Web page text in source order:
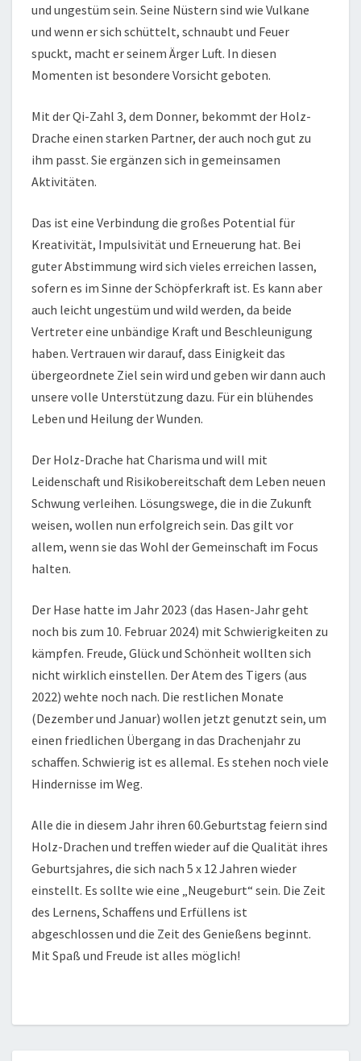
und ungestüm sein. Seine Nüstern sind wie Vulkane
und wenn er sich schüttelt, schnaubt und Feuer
spuckt, macht er seinem Ärger Luft. In diesen
Momenten ist besondere Vorsicht geboten.
Mit der Qi-Zahl 3, dem Donner, bekommt der Holz-
Drache einen starken Partner, der auch noch gut zu
ihm passt. Sie ergänzen sich in gemeinsamen
Aktivitäten.
Das ist eine Verbindung die großes Potential für
Kreativität, Impulsivität und Erneuerung hat. Bei
guter Abstimmung wird sich vieles erreichen lassen,
sofern es im Sinne der Schöpferkraft ist. Es kann aber
auch leicht ungestüm und wild werden, da beide
Vertreter eine unbändige Kraft und Beschleunigung
haben. Vertrauen wir darauf, dass Einigkeit das
übergeordnete Ziel sein wird und geben wir dann auch
unsere volle Unterstützung dazu. Für ein blühendes
Leben und Heilung der Wunden.
Der Holz-Drache hat Charisma und will mit
Leidenschaft und Risikobereitschaft dem Leben neuen
Schwung verleihen. Lösungswege, die in die Zukunft
weisen, wollen nun erfolgreich sein. Das gilt vor
allem, wenn sie das Wohl der Gemeinschaft im Focus
halten.
Der Hase hatte im Jahr 2023 (das Hasen-Jahr geht
noch bis zum 10. Februar 2024) mit Schwierigkeiten zu
kämpfen. Freude, Glück und Schönheit wollten sich
nicht wirklich einstellen. Der Atem des Tigers (aus
2022) wehte noch nach. Die restlichen Monate
(Dezember und Januar) wollen jetzt genutzt sein, um
einen friedlichen Übergang in das Drachenjahr zu
schaffen. Schwierig ist es allemal. Es stehen noch viele
Hindernisse im Weg.
Alle die in diesem Jahr ihren 60.Geburtstag feiern sind
Holz-Drachen und treffen wieder auf die Qualität ihres
Geburtsjahres, die sich nach 5 x 12 Jahren wieder
einstellt. Es sollte wie eine „Neugeburt“ sein. Die Zeit
des Lernens, Schaffens und Erfüllens ist
abgeschlossen und die Zeit des Genießens beginnt.
Mit Spaß und Freude ist alles möglich!